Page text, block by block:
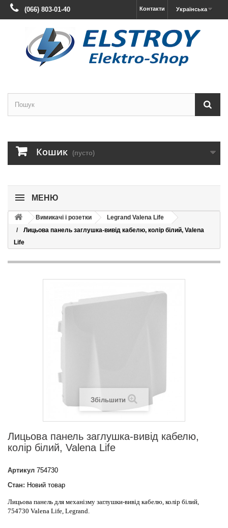
Українська
Контакти
(066) 803-01-40
Кошик (пусто)
МЕНЮ
Вимикачі і розетки
Legrand Valena Life
Лицьова панель заглушка-вивід кабелю, колір білий, Valena
Life
Збільшити
Лицьова панель заглушка-вивід кабелю,
колір білий, Valena Life
Артикул 754730
Стан: Новий товар
Лицьова панель для механізму заглушки-вивід кабелю, колір білий,
754730 Valena Life, Legrand.